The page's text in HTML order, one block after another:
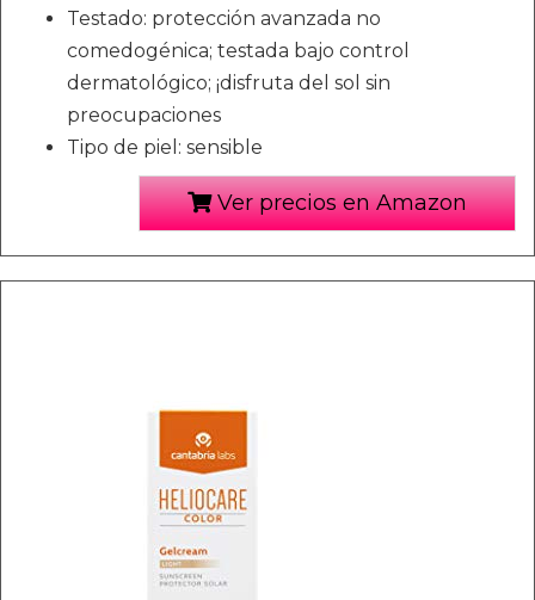
Testado: protección avanzada no
comedogénica; testada bajo control
dermatológico; ¡disfruta del sol sin
preocupaciones
Tipo de piel: sensible
Ver precios en Amazon